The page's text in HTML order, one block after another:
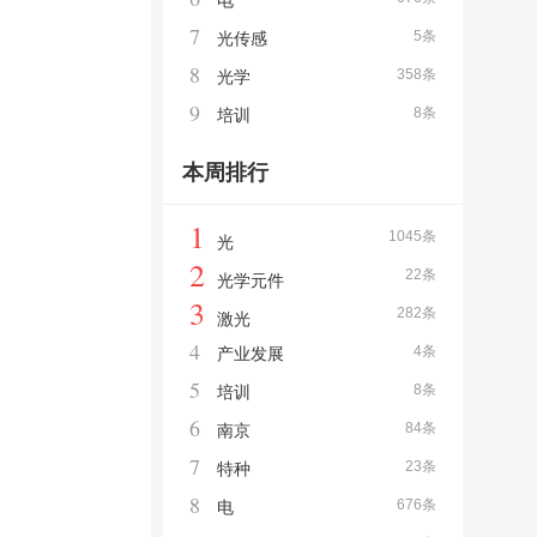
5条
7 光传感
358条
8 光学
8条
9 培训
本周排行
1045条
1 光
22条
2 光学元件
282条
3 激光
4条
4 产业发展
8条
5 培训
84条
6 南京
23条
7 特种
676条
8 电